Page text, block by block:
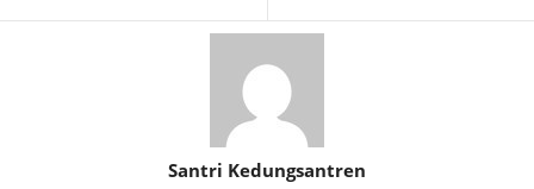
Santri Kedungsantren